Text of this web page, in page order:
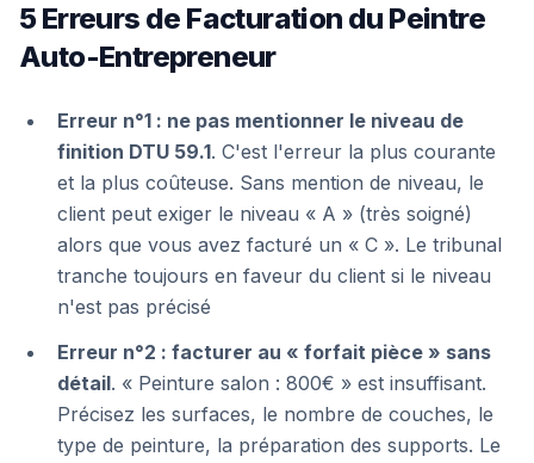
5 Erreurs de Facturation du Peintre
Auto-Entrepreneur
Erreur n°1 : ne pas mentionner le niveau de
finition DTU 59.1. C'est l'erreur la plus courante
et la plus coûteuse. Sans mention de niveau, le
client peut exiger le niveau « A » (très soigné)
alors que vous avez facturé un « C ». Le tribunal
tranche toujours en faveur du client si le niveau
n'est pas précisé
Erreur n°2 : facturer au « forfait pièce » sans
détail. « Peinture salon : 800€ » est insuffisant.
Précisez les surfaces, le nombre de couches, le
type de peinture, la préparation des supports. Le